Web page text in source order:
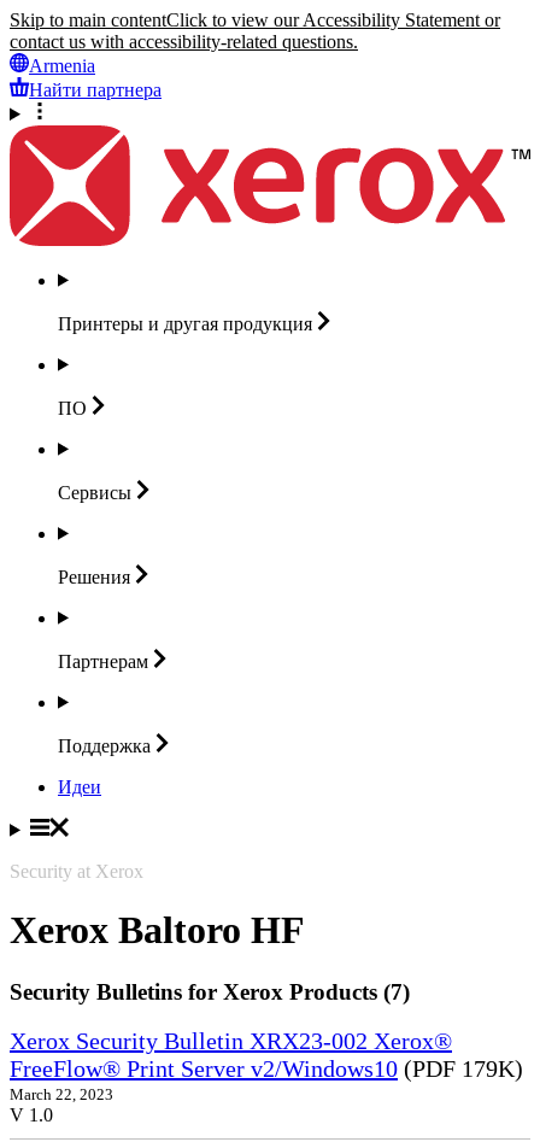
Skip to main contentClick to view our Accessibility Statement or
contact us with accessibility-related questions.
Armenia
Найти партнера
Принтеры и другая продукция
ПО
Сервисы
Решения
Партнерам
Поддержка
Идеи
Security at Xerox
Xerox Baltoro HF
Security Bulletins for Xerox Products (7)
Xerox Security Bulletin XRX23-002 Xerox®
FreeFlow® Print Server v2/Windows10 (PDF 179K)
March 22, 2023
V 1.0